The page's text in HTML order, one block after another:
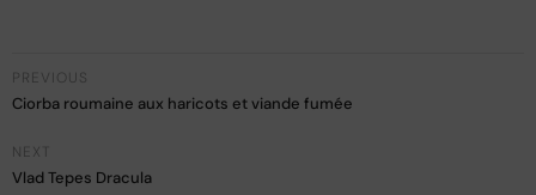
PREVIOUS
Ciorba roumaine aux haricots et viande fumée
NEXT
Vlad Tepes Dracula